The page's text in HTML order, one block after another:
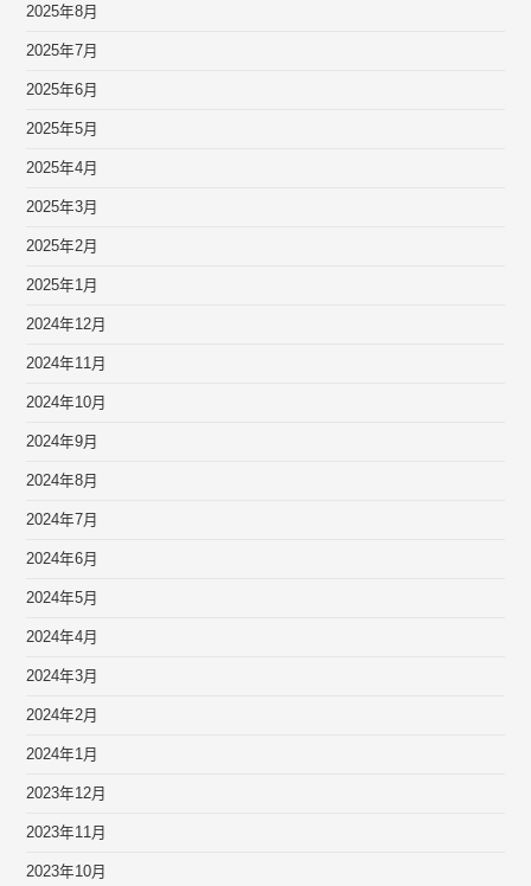
2025年8月
2025年7月
2025年6月
2025年5月
2025年4月
2025年3月
2025年2月
2025年1月
2024年12月
2024年11月
2024年10月
2024年9月
2024年8月
2024年7月
2024年6月
2024年5月
2024年4月
2024年3月
2024年2月
2024年1月
2023年12月
2023年11月
2023年10月